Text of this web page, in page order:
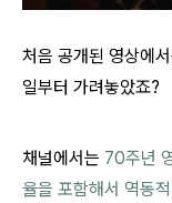
처음 공개된 영상에
일부터 가려놓았죠?
채널에서는 70주년
율을 포함해서 역동